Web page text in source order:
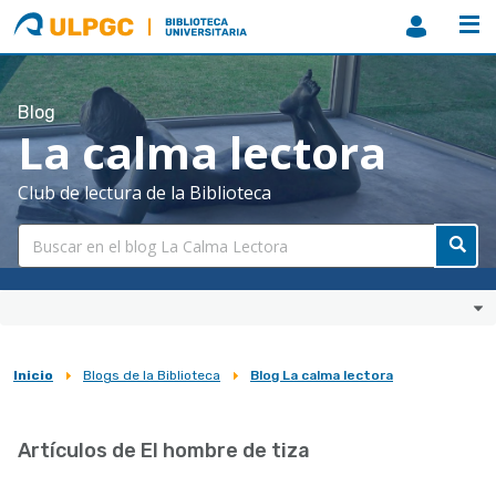
ULPGC
Biblioteca
ULPGC
Blog
La calma lectora
Club de lectura de la Biblioteca
Sobrescribir
de
Inicio Blogs de la Biblioteca Blog La calma lectora
Artículos de El hombre de tiza